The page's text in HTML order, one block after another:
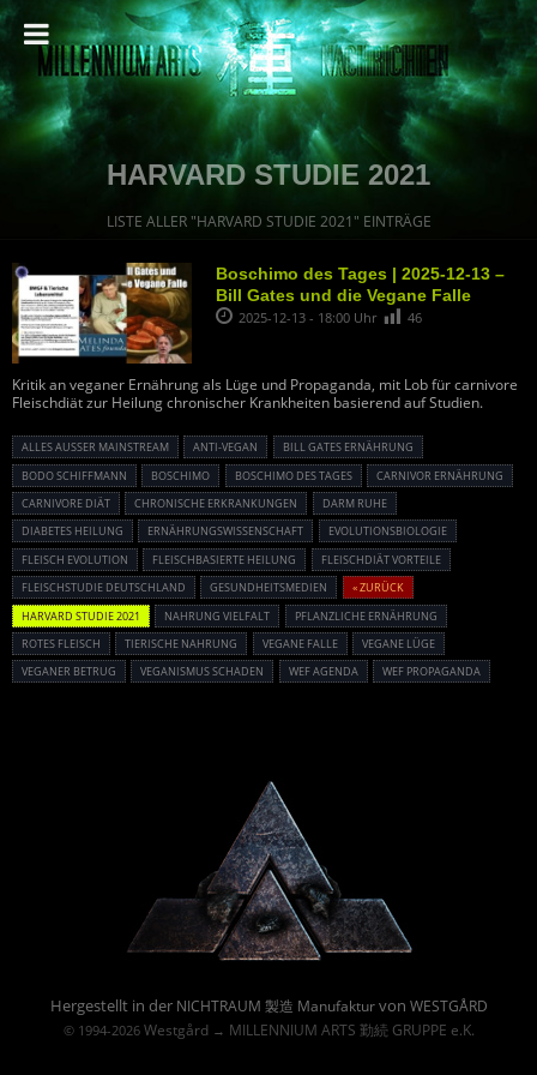
HARVARD STUDIE 2021
LISTE ALLER "HARVARD STUDIE 2021" EINTRÄGE
Boschimo des Tages | 2025-12-13 –
Bill Gates und die Vegane Falle
2025-12-13 - 18:00 Uhr 46
Kritik an veganer Ernährung als Lüge und Propaganda, mit Lob für carnivore
Fleischdiät zur Heilung chronischer Krankheiten basierend auf Studien.
ALLES AUSSER MAINSTREAM ANTI-VEGAN
BILL GATES ERNÄHRUNG
BODO SCHIFFMANN
BOSCHIMO BOSCHIMO DES TAGES
CARNIVOR ERNÄHRUNG
CARNIVORE DIÄT
CHRONISCHE ERKRANKUNGEN
DARM RUHE
DIABETES HEILUNG
ERNÄHRUNGSWISSENSCHAFT
EVOLUTIONSBIOLOGIE
FLEISCH EVOLUTION
FLEISCHBASIERTE HEILUNG
FLEISCHDIÄT VORTEILE
FLEISCHSTUDIE DEUTSCHLAND
GESUNDHEITSMEDIEN
« ZURÜCK
HARVARD STUDIE 2021
NAHRUNG VIELFALT
PFLANZLICHE ERNÄHRUNG
ROTES FLEISCH
TIERISCHE NAHRUNG VEGANE FALLE
VEGANE LÜGE
VEGANER BETRUG
VEGANISMUS SCHADEN WEF AGENDA WEF PROPAGANDA
Hergestellt in der NICHTRAUM 製造 Manufakturvon WESTGÅRD
© 1994-2026 Westgård→ MILLENNIUM ARTS 勤続 GRUPPE e.K.
Powered By :